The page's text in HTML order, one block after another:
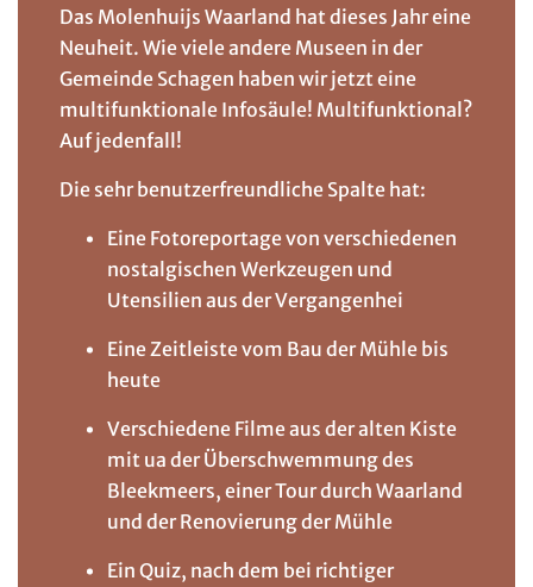
Das Molenhuijs Waarland hat dieses Jahr eine
Neuheit. Wie viele andere Museen in der
Gemeinde Schagen haben wir jetzt eine
multifunktionale Infosäule! Multifunktional?
Auf jedenfall!
Die sehr benutzerfreundliche Spalte hat:
Eine Fotoreportage von verschiedenen
nostalgischen Werkzeugen und
Utensilien aus der Vergangenhei
Eine Zeitleiste vom Bau der Mühle bis
heute
Verschiedene Filme aus der alten Kiste
mit ua der Überschwemmung des
Bleekmeers, einer Tour durch Waarland
und der Renovierung der Mühle
Ein Quiz, nach dem bei richtiger